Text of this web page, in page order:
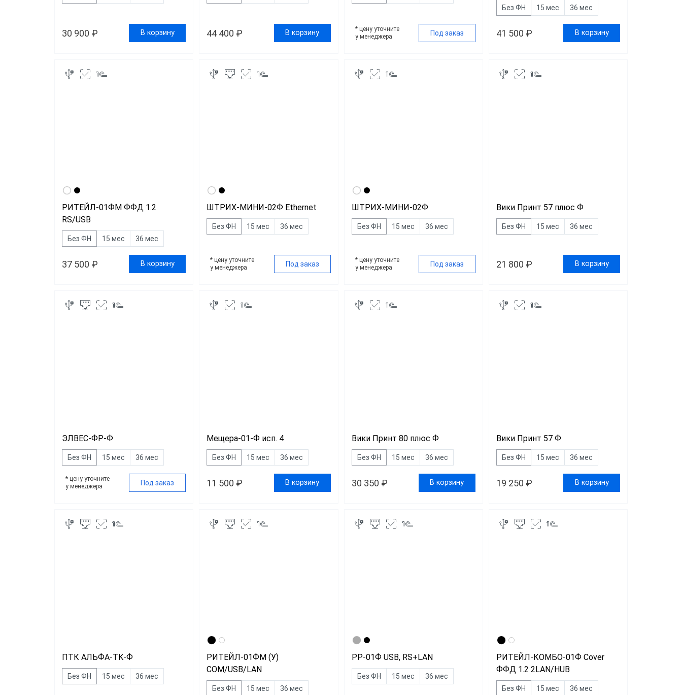
30 900 ₽ В корзину 44 400 ₽ В корзину
* цену уточните
у менеджера
Под заказ
Без ФН 15 мес 36 мес
41 500 ₽ В корзину
РИТЕЙЛ-01ФМ ФФД 1.2
RS/USB
Без ФН 15 мес 36 мес
37 500 ₽ В корзину
ШТРИХ-МИНИ-02Ф Ethernet
Без ФН 15 мес 36 мес
* цену уточните
у менеджера
Под заказ
ШТРИХ-МИНИ-02Ф
Без ФН 15 мес 36 мес
* цену уточните
у менеджера
Под заказ
Вики Принт 57 плюс Ф
Без ФН 15 мес 36 мес
21 800 ₽ В корзину
ЭЛВЕС-ФР-Ф
Без ФН 15 мес 36 мес
* цену уточните
у менеджера
Под заказ
Мещера-01-Ф исп. 4
Без ФН 15 мес 36 мес
11 500 ₽ В корзину
Вики Принт 80 плюс Ф
Без ФН 15 мес 36 мес
30 350 ₽ В корзину
Вики Принт 57 Ф
Без ФН 15 мес 36 мес
19 250 ₽ В корзину
ПТК АЛЬФА-TK-Ф
Без ФН 15 мес 36 мес
РИТЕЙЛ-01ФМ (У)
COM/USB/LAN
Без ФН 15 мес 36 мес
РР-01Ф USB, RS+LAN
Без ФН 15 мес 36 мес
РИТЕЙЛ-КОМБО-01Ф Cover
ФФД 1.2 2LAN/HUB
Без ФН 15 мес 36 мес